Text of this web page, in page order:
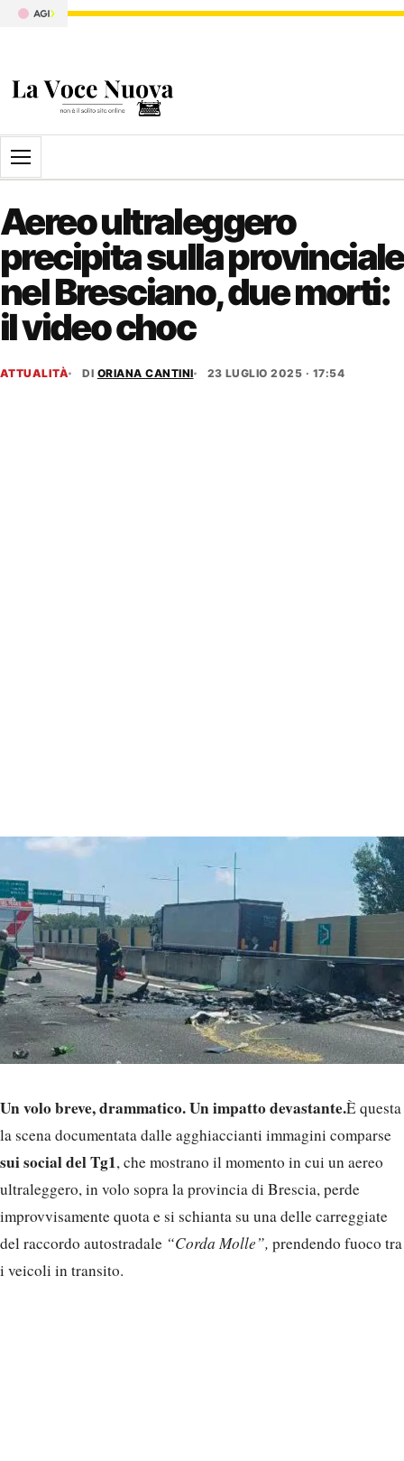
Apri il menu
Aereo ultraleggero
precipita sulla provinciale
nel Bresciano, due morti:
il video choc
ATTUALITÀ DI ORIANA CANTINI 23 LUGLIO 2025 · 17:54
Un volo breve, drammatico. Un impatto devastante.È questa
la scena documentata dalle agghiaccianti immagini comparse
sui social del Tg1, che mostrano il momento in cui un aereo
ultraleggero, in volo sopra la provincia di Brescia, perde
improvvisamente quota e si schianta su una delle carreggiate
del raccordo autostradale “Corda Molle”, prendendo fuoco tra
i veicoli in transito.